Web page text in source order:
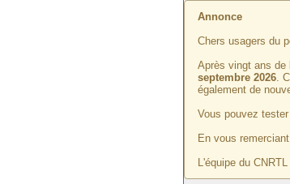
Annonce
Chers usagers du
Après vingt ans de
septembre 2026.
également de
Vous pouvez
En vous
L'équipe du CNRTL